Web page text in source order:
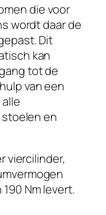
die voor
wordt daar de
Dit
kan
tot de
van een
en
viercilinder,
Nm levert.